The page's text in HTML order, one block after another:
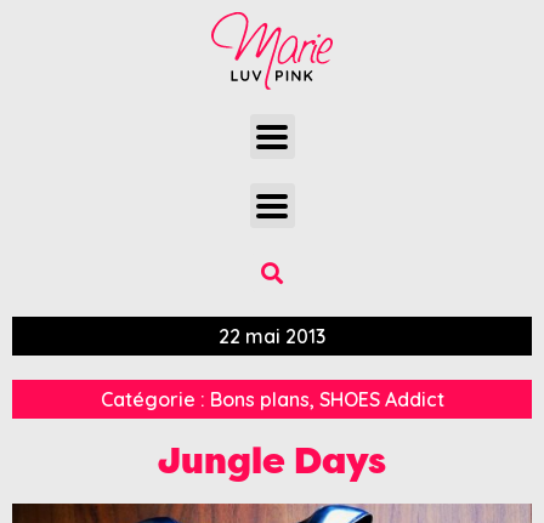
22 mai 2013
Catégorie : Bons plans, SHOES Addict
Jungle Days